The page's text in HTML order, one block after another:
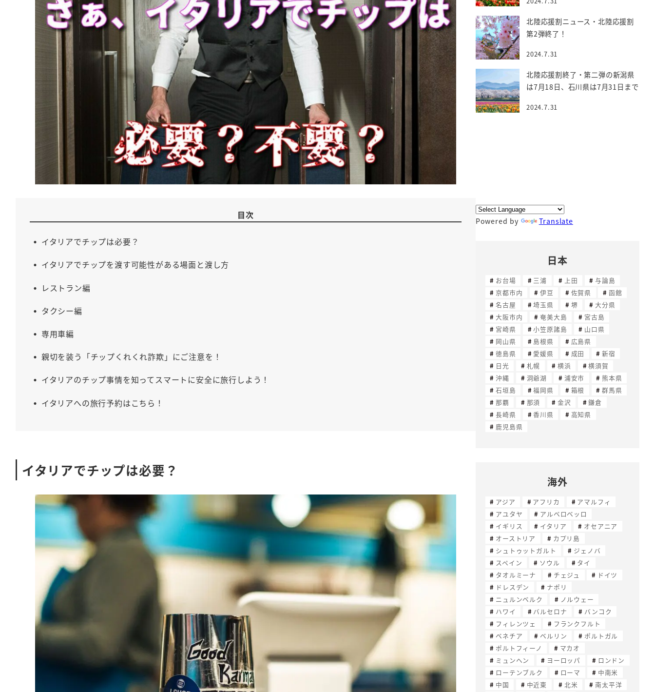
目次
イタリアでチップは必要？
イタリアでチップを渡す可能性がある場面と渡し方
レストラン編
タクシー編
専用車編
親切を装う「チップくれくれ詐欺」にご注意を！
イタリアのチップ事情を知ってスマートに安全に旅行しよう！
イタリアへの旅行予約はこちら！
イタリアでチップは必要？
北陸応援割ニュース・北陸応援割
第2弾終了！
2024.7.31
北陸応援割終了・第二弾の新潟県
は7月18日、石川県は7月31日まで
2024.7.31
Powered by Translate
日本
お台場 三浦 上田
与論島
京都市内
伊豆 佐賀県
函館
名古屋
埼玉県 堺
大分県
大阪市内
奄美大島
宮古島
宮崎県
小笠原諸島
山口県
岡山県
島根県
広島県
徳島県
愛媛県 成田
新宿
日光
札幌 横浜
横須賀
沖縄
洞爺湖 浦安市
熊本県
石垣島
福岡県 箱根
群馬県
那覇
那須 金沢
鎌倉
長崎県
香川県
高知県
鹿児島県
海外
アジア アフリカ
アマルフィ
アユタヤ
アルベロベッロ
イギリス
イタリア
オセアニア
オーストリア
カプリ島
シュトゥットガルト
ジェノバ
スペイン
ソウル
タイ
タオルミーナ
チェジュ
ドイツ
ドレスデン
ナポリ
ニュルンベルク
ノルウェー
ハワイ
バルセロナ
バンコク
フィレンツェ
フランクフルト
ベネチア
ベルリン
ポルトガル
ポルトフィーノ
マカオ
ミュンヘン
ヨーロッパ
ロンドン
ローテンブルク
ローマ
中南米
中国
中近東 北米
南太平洋